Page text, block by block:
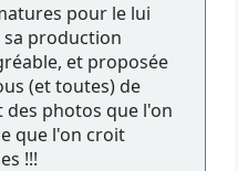
pour le lui
production
et proposée
(et toutes) de
des photos que l'on
que l'on croit
!!!